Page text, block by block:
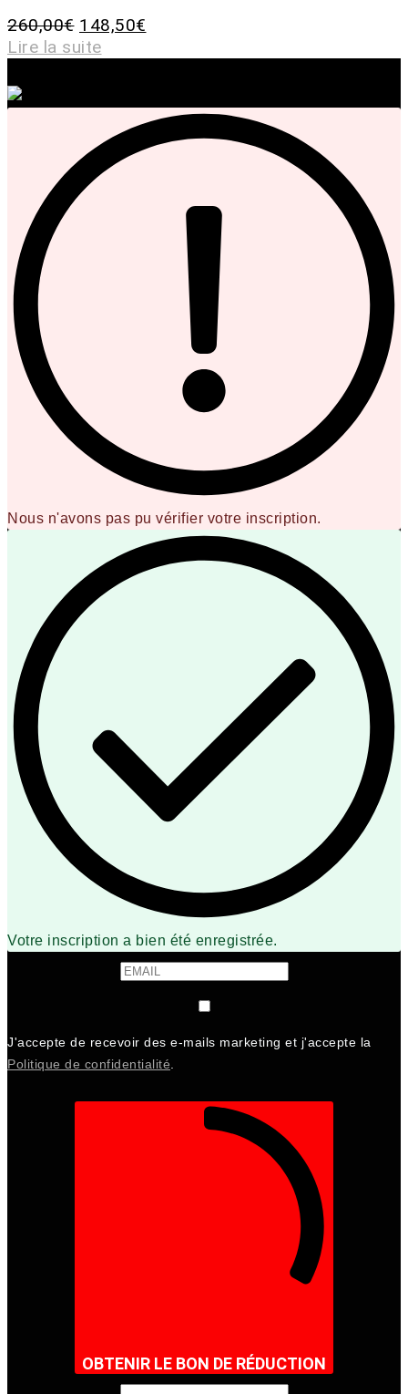
260,00€ 148,50€
Lire la suite
Nous n'avons pas pu vérifier votre inscription.
Votre inscription a bien été enregistrée.
J'accepte de recevoir des e-mails marketing et j'accepte la
Politique de confidentialité
OBTENIR LE BON DE RÉDUCTION